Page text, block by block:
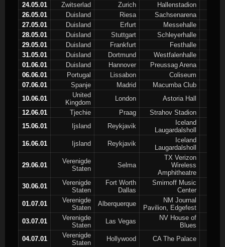
24.05.01
Zwitserlad Zurich
Hallenstadion
26.05.01
Duisland Riesa
Sachsenarena
27.05.01
Duisland Erfurt
Messehalle
28.05.01
Duisland Stuttgart
Schleyerhalle
29.05.01
Duisland Frankfurt
Festhalle
31.05.01
Duisland Dortmund
Westfalenhalle
01.06.01
Duisland Hannover
Preussag Arena
06.06.01
Portugal Lissabon
Coliseum
07.06.01
Spanje Madrid
Macumba Club
10.06.01
United
Kingdom
London
Astoria Hall
12.06.01
Tjechie Praag
Strahov Stadion
15.06.01
Ijsland Reykjavik
Iceland
Laugardalsholl
16.06.01
Ijsland Reykjavik
Iceland
Laugardalsholl
29.06.01
Verenigde
Staten
Selma
TX Verizon
Wireless
Amphitheatre
30.06.01
Verenigde
Staten
Fort Worth
Dallas
Smirnoff Music
Center
01.07.01
Verenigde
Staten
Alberquerque
NM Journal
Pavilion, Edgefest
03.07.01
Verenigde
Staten
Las Vegas
NV House of
Blues
04.07.01
Verenigde
Staten
Hollywood CA The Palace